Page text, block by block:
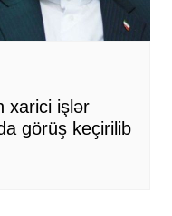
xarici işlər
görüş keçirilib